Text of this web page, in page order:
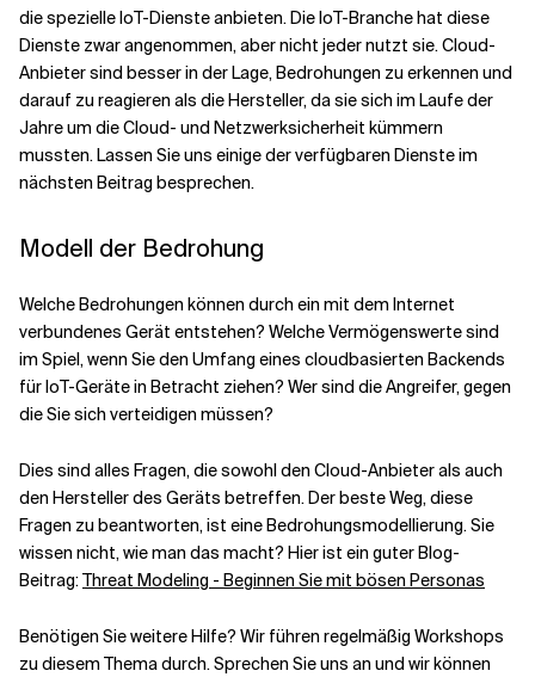
die spezielle IoT-Dienste anbieten. Die IoT-Branche hat diese
Dienste zwar angenommen, aber nicht jeder nutzt sie. Cloud-
Anbieter sind besser in der Lage, Bedrohungen zu erkennen und
darauf zu reagieren als die Hersteller, da sie sich im Laufe der
Jahre um die Cloud- und Netzwerksicherheit kümmern
mussten. Lassen Sie uns einige der verfügbaren Dienste im
nächsten Beitrag besprechen.
Modell der Bedrohung
Welche Bedrohungen können durch ein mit dem Internet
verbundenes Gerät entstehen? Welche Vermögenswerte sind
im Spiel, wenn Sie den Umfang eines cloudbasierten Backends
für IoT-Geräte in Betracht ziehen? Wer sind die Angreifer, gegen
die Sie sich verteidigen müssen?
Dies sind alles Fragen, die sowohl den Cloud-Anbieter als auch
den Hersteller des Geräts betreffen. Der beste Weg, diese
Fragen zu beantworten, ist eine Bedrohungsmodellierung. Sie
wissen nicht, wie man das macht? Hier ist ein guter Blog-
Beitrag:Threat Modeling - Beginnen Sie mit bösen Personas
Benötigen Sie weitere Hilfe? Wir führen regelmäßig Workshops
zu diesem Thema durch. Sprechen Sie uns an und wir können